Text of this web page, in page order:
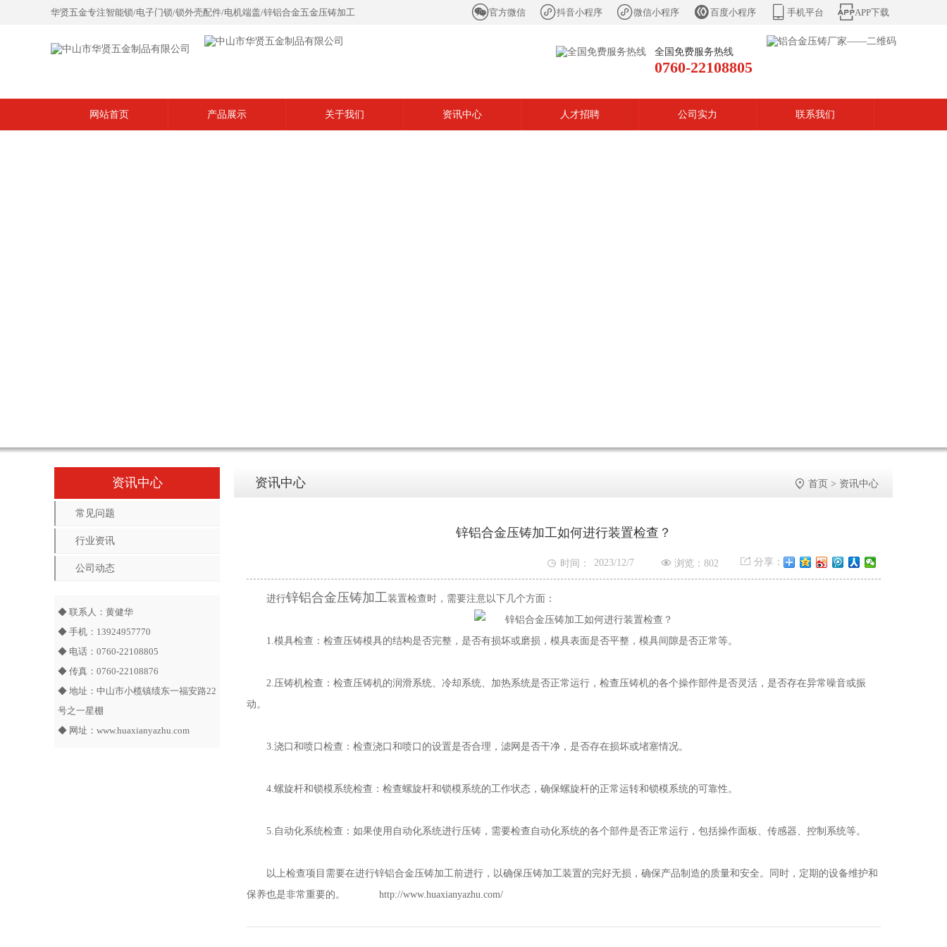
华贤五金专注智能锁/电子门锁/锁外壳配件/电机端盖/锌铝合金五金压铸加工 官方微信 抖音小程序 微信小程序 百度小程序  手机平台 APP下载
全国免费服务热线
0760-22108805
网站首页 产品展示 关于我们 资讯中心 人才招聘 公司实力 联系我们
资讯中心
常见问题
行业资讯
公司动态
◆ 联系人：黄健华
◆ 手机：13924957770
◆ 电话：0760-22108805
◆ 传真：0760-22108876
◆ 地址：中山市小榄镇绩东一福安路22
号之一星棚
◆ 网址： www.huaxianyazhu.com
资讯中心  首页 > 资讯中心
锌铝合金压铸加工如何进行装置检查？
 分享：
浏览：802
 时间：
2023/12/7
3:52:35
进行锌铝合金压铸加工装置检查时，需要注意以下几个方面：
1.模具检查：检查压铸模具的结构是否完整，是否有损坏或磨损，模具表面是否平整，模具间隙是否正常等。
2.压铸机检查：检查压铸机的润滑系统、冷却系统、加热系统是否正常运行，检查压铸机的各个操作部件是否灵活，是否存在异常噪音或振
动。
3.浇口和喷口检查：检查浇口和喷口的设置是否合理，滤网是否干净，是否存在损坏或堵塞情况。
4.螺旋杆和锁模系统检查：检查螺旋杆和锁模系统的工作状态，确保螺旋杆的正常运转和锁模系统的可靠性。
5.自动化系统检查：如果使用自动化系统进行压铸，需要检查自动化系统的各个部件是否正常运行，包括操作面板、传感器、控制系统等。
以上检查项目需要在进行锌铝合金压铸加工前进行，以确保压铸加工装置的完好无损，确保产品制造的质量和安全。同时，定期的设备维护和
保养也是非常重要的。 http://www.huaxianyazhu.com/